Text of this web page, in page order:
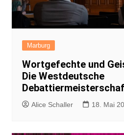
Marburg
Wortgefechte und
Die Westdeutsche
Alice Schaller 18. Mai